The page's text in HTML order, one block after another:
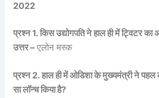
2022
प्रश्न 1. किस उद्योगपति ने हाल ही में ट्विटर का
उत्तर –एलोन मस्क
प्रश्न 2. हाल ही में ओडिशा के मुख्यमंत्री ने
सा लॉन्च किया है?